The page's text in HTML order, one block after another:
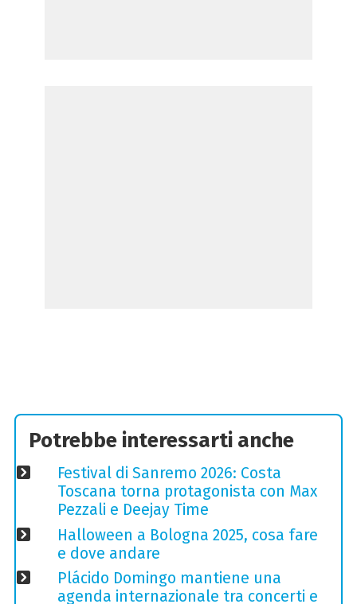
Potrebbe interessarti anche
Festival di Sanremo 2026: Costa
Toscana torna protagonista con Max
Pezzali e Deejay Time
Halloween a Bologna 2025, cosa fare
e dove andare
Plácido Domingo mantiene una
agenda internazionale tra concerti e